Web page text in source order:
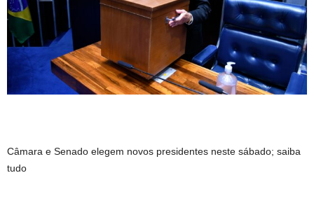
Câmara e Senado elegem novos presidentes neste sábado; saiba
tudo